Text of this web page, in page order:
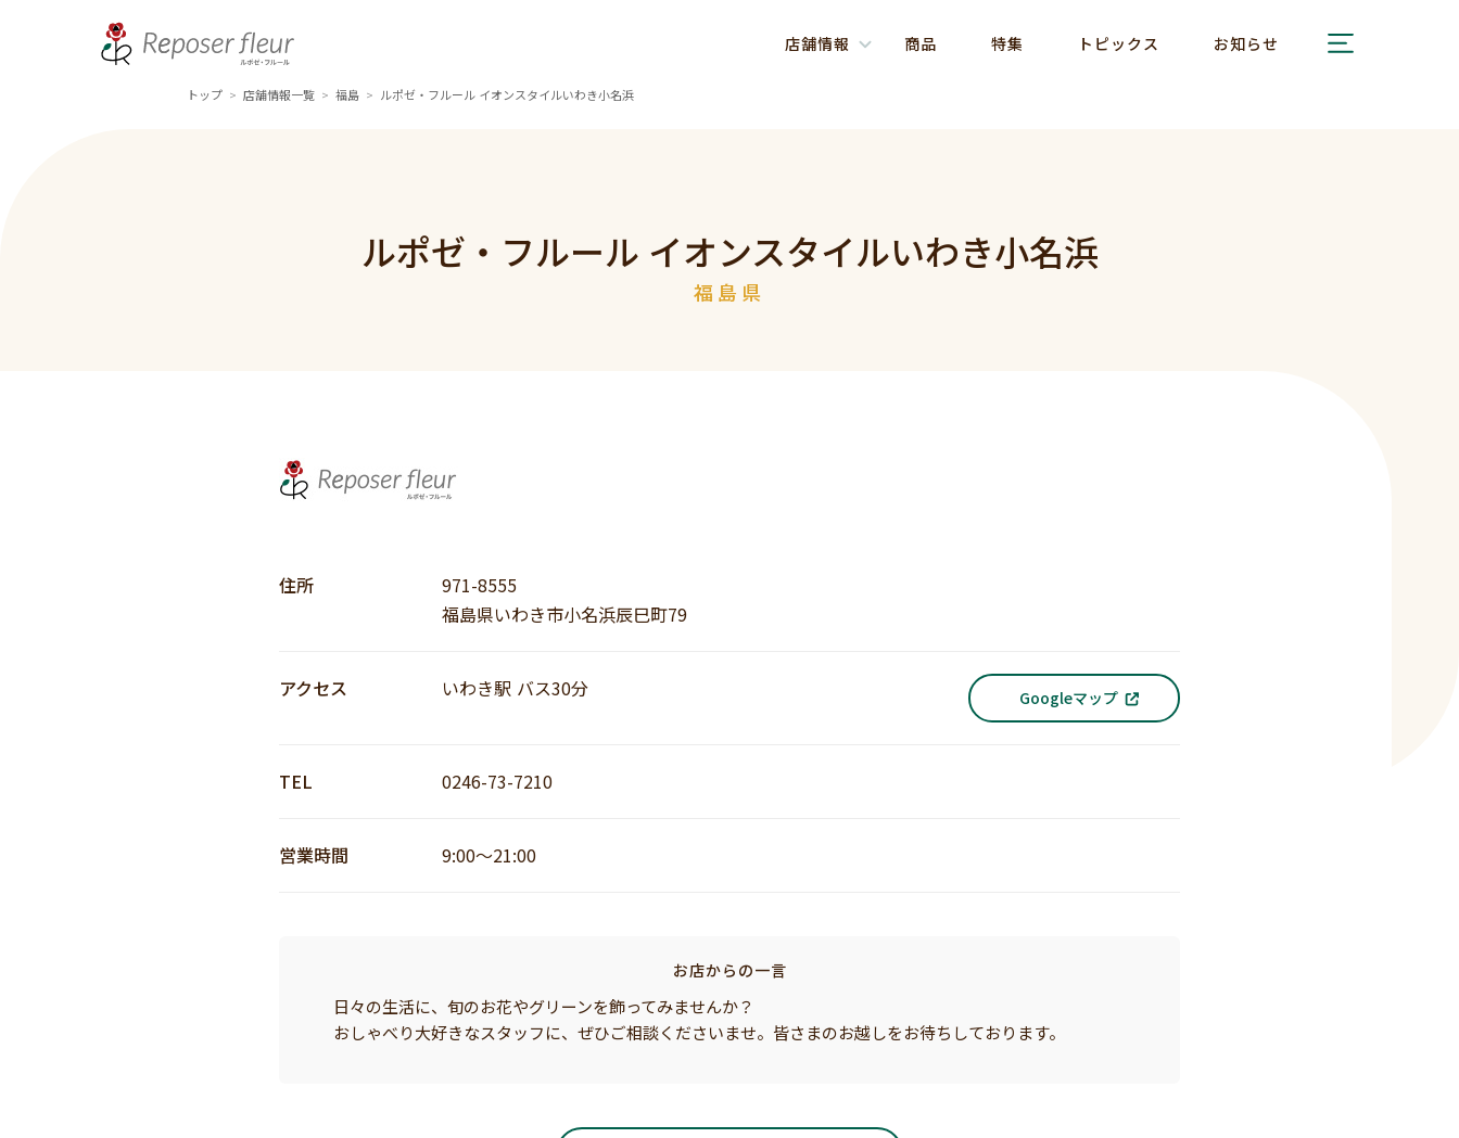
店舗情報 商品 特集 トピックス お知らせ
トップ > 店舗情報一覧 > 福島 > ルポゼ・フルール イオンスタイルいわき小名浜
ルポゼ・フルール イオンスタイルいわき小名浜
福島県
住所
971-8555
福島県いわき市小名浜辰巳町79
アクセス いわき駅 バス30分 Googleマップ
TEL 0246-73-7210
営業時間 9:00～21:00
お店からの一言
日々の生活に、旬のお花やグリーンを飾ってみませんか？
おしゃべり大好きなスタッフに、ぜひご相談くださいませ。皆さまのお越しをお待ちしております。